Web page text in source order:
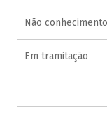
Não conhecimento
Em tramitação